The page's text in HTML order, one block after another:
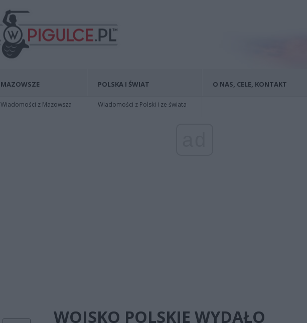
MAZOWSZE
Wiadomości z Mazowsza
POLSKA I ŚWIAT
Wiadomości z Polski i ze świata
O NAS, CELE, KONTAKT
WOJSKO POLSKIE WYDAŁO